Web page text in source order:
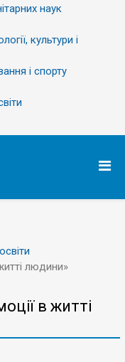
наук
культури і
і спорту
людини»
в житті